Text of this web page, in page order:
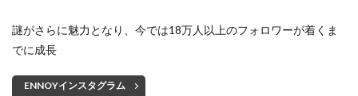
謎がさらに魅力となり、今では18万人以上のフォロワーが着くま
でに成長
ENNOYインスタグラム